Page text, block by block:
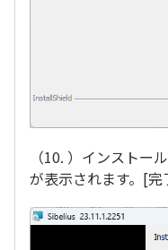
（10. ）インストー
が表示されます。[完